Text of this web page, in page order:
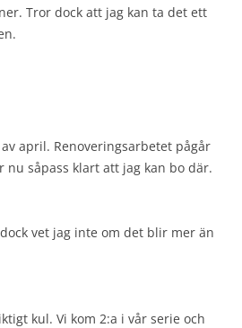
Tror dock att jag kan ta det ett
april. Renoveringsarbetet pågår
såpass klart att jag kan bo där.
vet jag inte om det blir mer än
kul. Vi kom 2:a i vår serie och